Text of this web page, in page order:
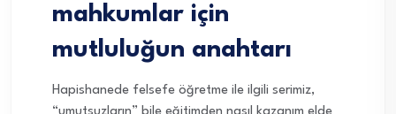
mahkumlar için
mutluluğun anahtarı
Hapishanede felsefe öğretme ile ilgili serimiz,